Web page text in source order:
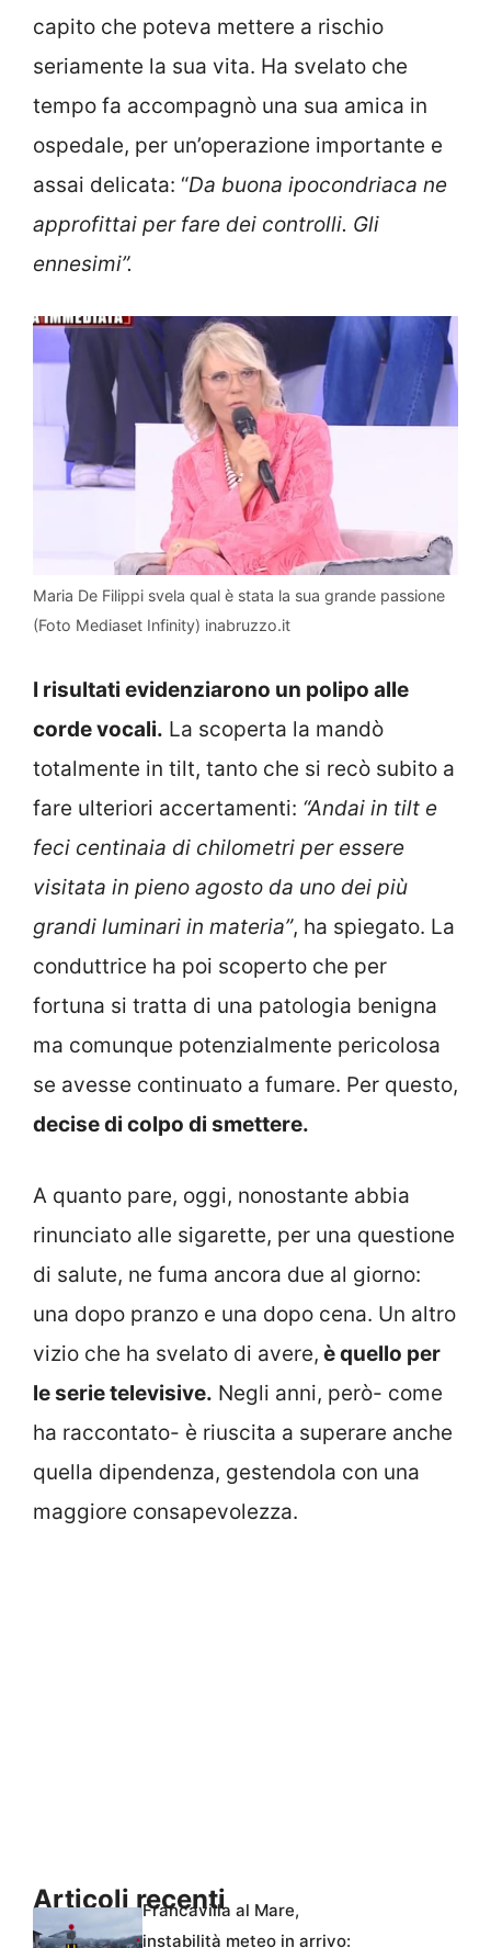
capito che poteva mettere a rischio
seriamente la sua vita. Ha svelato che
tempo fa accompagnò una sua amica in
ospedale, per un’operazione importante e
assai delicata: “Da buona ipocondriaca ne
approfittai per fare dei controlli. Gli
ennesimi”.
Maria De Filippi svela qual è stata la sua grande passione
(Foto Mediaset Infinity) inabruzzo.it
I risultati evidenziarono un polipo alle
corde vocali. La scoperta la mandò
totalmente in tilt, tanto che si recò subito a
fare ulteriori accertamenti: “Andai in tilt e
feci centinaia di chilometri per essere
visitata in pieno agosto da uno dei più
grandi luminari in materia”, ha spiegato. La
conduttrice ha poi scoperto che per
fortuna si tratta di una patologia benigna
ma comunque potenzialmente pericolosa
se avesse continuato a fumare. Per questo,
decise di colpo di smettere.
A quanto pare, oggi, nonostante abbia
rinunciato alle sigarette, per una questione
di salute, ne fuma ancora due al giorno:
una dopo pranzo e una dopo cena. Un altro
vizio che ha svelato di avere, è quello per
le serie televisive. Negli anni, però- come
ha raccontato- è riuscita a superare anche
quella dipendenza, gestendola con una
maggiore consapevolezza.
Articoli recenti
Francavilla al Mare,
instabilità meteo in arrivo: